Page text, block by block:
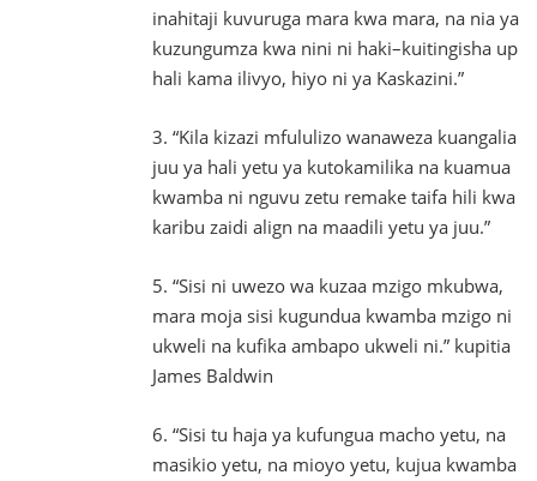
inahitaji kuvuruga mara kwa mara, na nia ya
kuzungumza kwa nini ni haki–kuitingisha up
hali kama ilivyo, hiyo ni ya Kaskazini.”
3. “Kila kizazi mfululizo wanaweza kuangalia
juu ya hali yetu ya kutokamilika na kuamua
kwamba ni nguvu zetu remake taifa hili kwa
karibu zaidi align na maadili yetu ya juu.”
5. “Sisi ni uwezo wa kuzaa mzigo mkubwa,
mara moja sisi kugundua kwamba mzigo ni
ukweli na kufika ambapo ukweli ni.” kupitia
James Baldwin
6. “Sisi tu haja ya kufungua macho yetu, na
masikio yetu, na mioyo yetu, kujua kwamba